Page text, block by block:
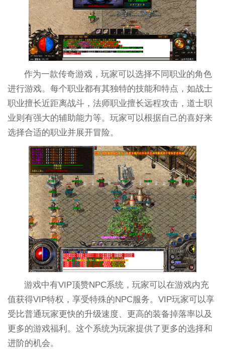
作为一款传奇游戏，玩家可以选择不同职业的角色
进行游戏。每个职业都有其独特的技能和特点，如战士
职业擅长近距离战斗，法师职业擅长远程攻击，道士职
业则有强大的辅助能力等。玩家可以根据自己的喜好来
选择合适的职业并展开冒险。
游戏中有VIP顶赞NPC系统，玩家可以在游戏内充
值获得VIP特权，享受特殊的NPC服务。VIP玩家可以享
受比普通玩家更快的升级速度、更高的装备掉落率以及
更多的游戏福利。这个系统为玩家提供了更多的选择和
进阶的机会。